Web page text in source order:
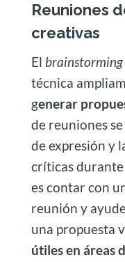
Reuniones
creativas
El brainstorming
técnica
generar
de reuniones
de expresión y
críticas durante
es contar con
reunión y
una propuesta
útiles en áreas